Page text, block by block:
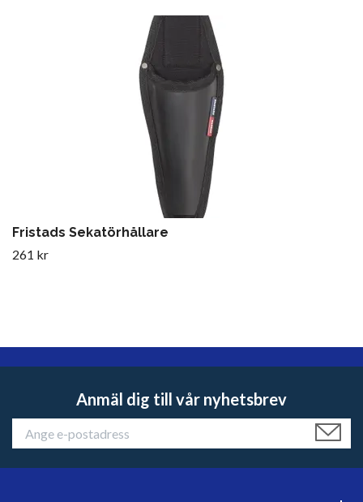
Fristads Sekatörhållare
261 kr
Anmäl dig till vår nyhetsbrev